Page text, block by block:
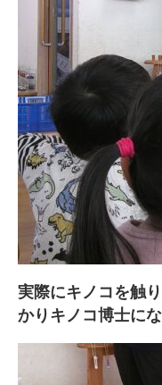
実際にキノコを触
かりキノコ博士に